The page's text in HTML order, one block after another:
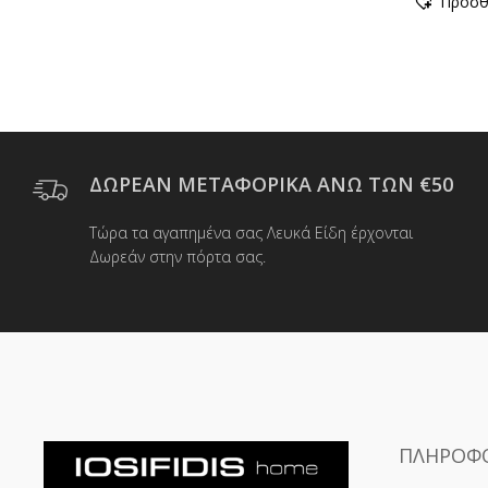
ΔΩΡΕΑΝ ΜΕΤΑΦΟΡΙΚΑ ΑΝΩ ΤΩΝ €50
Τώρα τα αγαπημένα σας Λευκά Είδη έρχονται
Δωρεάν στην πόρτα σας.